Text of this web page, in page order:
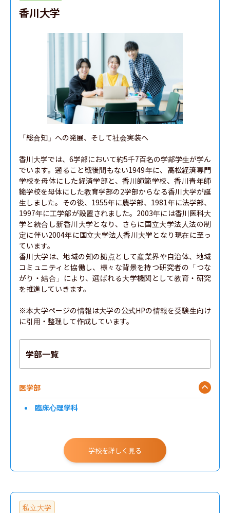
香川大学
「総合知」への発展、そして社会実装へ
香川大学では、6学部において約5千7百名の学部学生が学ん
でいます。遡ること戦後間もない1949年に、高松経済専門
学校を母体にした経済学部と、香川師範学校、香川青年師
範学校を母体にした教育学部の2学部からなる香川大学が誕
生しました。その後、1955年に農学部、1981年に法学部、
1997年に工学部が設置されました。2003年には香川医科大
学と統合し新香川大学となり、さらに国立大学法人法の制
定に伴い2004年に国立大学法人香川大学となり現在に至っ
ています。
香川大学は、地域の知の拠点として産業界や自治体、地域
コミュニティと協働し、様々な背景を持つ研究者の「つな
がり・結合」により、選ばれる大学機関として教育・研究
を推進していきます。
※本大学ページの情報は大学の公式HPの情報を受験生向け
に引用・整理して作成しています。
学部一覧
医学部
臨床心理学科
学校を詳しく見る
私立大学